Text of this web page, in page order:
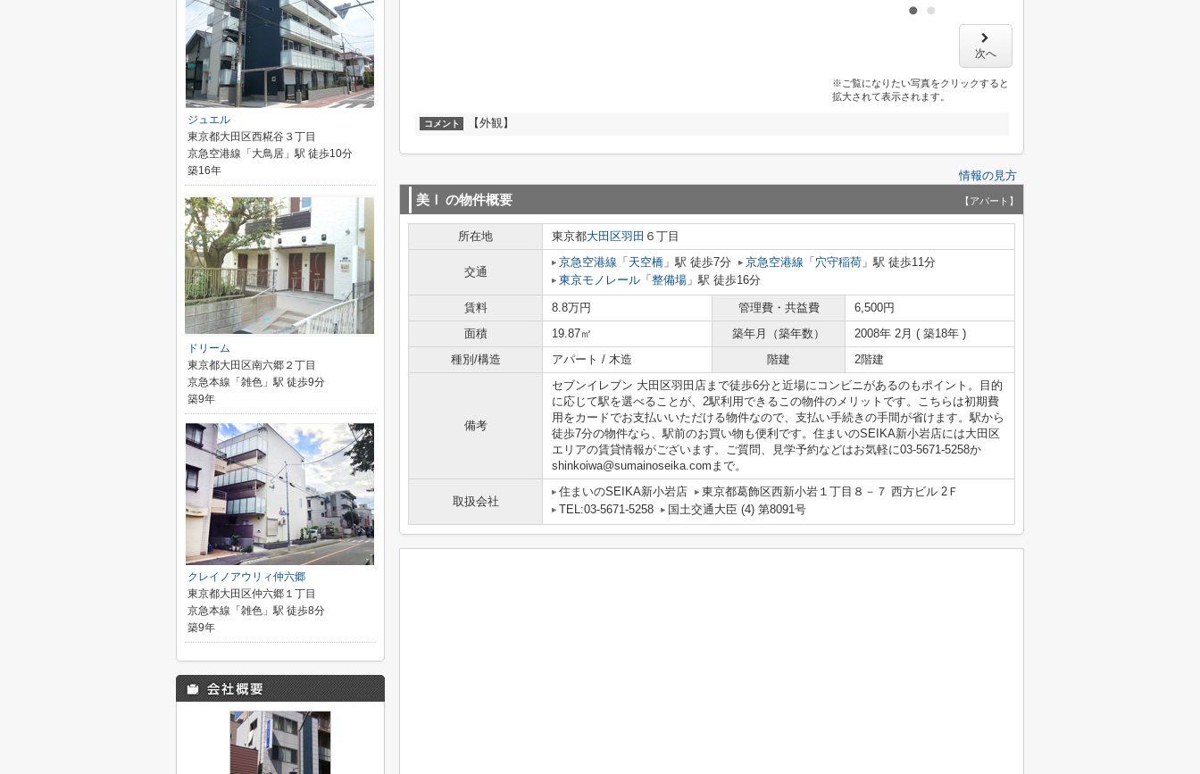
次へ
※ご覧になりたい写真をクリックすると
拡大されて表示されます。
コメント 【外観】
情報の見方
美Ⅰ の物件概要 【アパート】
所在地 東京都大田区羽田 ６丁目
交通
京急空港線 「 天空橋 」駅 徒歩7分 京急空港線 「 穴守稲荷 」駅 徒歩11分
東京モノレール 「 整備場 」駅 徒歩16分
賃料 8.8万円 管理費・共益費
6,500円
面積
19.87㎡ 築年月（築年数）
2008年 2月 ( 築18年 )
種別/構造
アパート / 木造 階建 2階建
備考
セブンイレブン 大田区羽田店まで徒歩6分と近場にコンビニがあるのもポイント。目的
に応じて駅を選べることが、2駅利用できるこの物件のメリットです。こちらは初期費
用をカードでお支払いいただける物件なので、支払い手続きの手間が省けます。駅から
徒歩7分の物件なら、駅前のお買い物も便利です。住まいのSEIKA新小岩店には大田区
エリアの賃貸情報がございます。ご質問、見学予約などはお気軽に03-5671-5258か
shinkoiwa@sumainoseika.comまで。
取扱会社
住まいのSEIKA新小岩店
東京都葛飾区西新小岩１丁目８－７ 西方ビル 2Ｆ
TEL:03-5671-5258
国土交通大臣 (4) 第8091号
ジュエル
東京都大田区西糀谷３丁目
京急空港線「大鳥居」駅 徒歩10分
築16年
ドリーム
東京都大田区南六郷２丁目
京急本線「雑色」駅 徒歩9分
築9年
クレイノアウリィ仲六郷
東京都大田区仲六郷１丁目
京急本線「雑色」駅 徒歩8分
築9年